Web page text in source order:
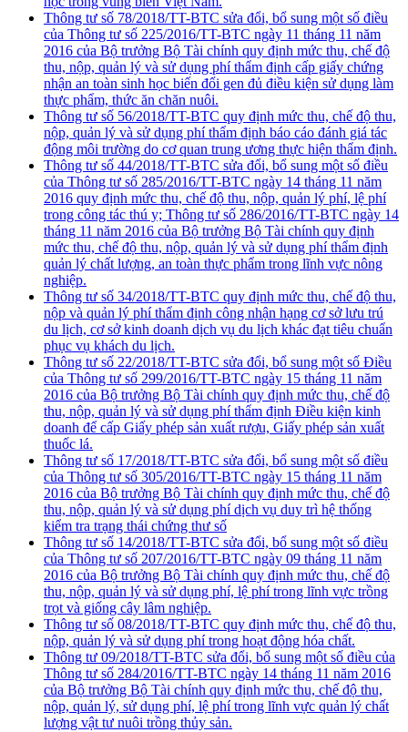
Thông tư số 78/2018/TT-BTC sửa đổi, bổ sung một số điều
của Thông tư số 225/2016/TT-BTC ngày 11 tháng 11 năm
2016 của Bộ trưởng Bộ Tài chính quy định mức thu, chế độ
thu, nộp, quản lý và sử dụng phí thẩm định cấp giấy chứng
nhận an toàn sinh học biến đổi gen đủ điều kiện sử dụng làm
thực phẩm, thức ăn chăn nuôi.
Thông tư số 56/2018/TT-BTC quy định mức thu, chế độ thu,
nộp, quản lý và sử dụng phí thẩm định báo cáo đánh giá tác
động môi trường do cơ quan trung ương thực hiện thẩm định.
Thông tư số 44/2018/TT-BTC sửa đổi, bổ sung một số điều
của Thông tư số 285/2016/TT-BTC ngày 14 tháng 11 năm
2016 quy định mức thu, chế độ thu, nộp, quản lý phí, lệ phí
trong công tác thú y; Thông tư số 286/2016/TT-BTC ngày 14
tháng 11 năm 2016 của Bộ trưởng Bộ Tài chính quy định
mức thu, chế độ thu, nộp, quản lý và sử dụng phí thẩm định
quản lý chất lượng, an toàn thực phẩm trong lĩnh vực nông
nghiệp.
Thông tư số 34/2018/TT-BTC quy định mức thu, chế độ thu,
nộp và quản lý phí thẩm định công nhận hạng cơ sở lưu trú
du lịch, cơ sở kinh doanh dịch vụ du lịch khác đạt tiêu chuẩn
phục vụ khách du lịch.
Thông tư số 22/2018/TT-BTC sửa đổi, bổ sung một số Điều
của Thông tư số 299/2016/TT-BTC ngày 15 tháng 11 năm
2016 của Bộ trưởng Bộ Tài chính quy định mức thu, chế độ
thu, nộp, quản lý và sử dụng phí thẩm định Điều kiện kinh
doanh để cấp Giấy phép sản xuất rượu, Giấy phép sản xuất
thuốc lá.
Thông tư số 17/2018/TT-BTC sửa đổi, bổ sung một số điều
của Thông tư số 305/2016/TT-BTC ngày 15 tháng 11 năm
2016 của Bộ trưởng Bộ Tài chính quy định mức thu, chế độ
thu, nộp, quản lý và sử dụng phí dịch vụ duy trì hệ thống
kiểm tra trạng thái chứng thư số
Thông tư số 14/2018/TT-BTC sửa đổi, bổ sung một số điều
của Thông tư số 207/2016/TT-BTC ngày 09 tháng 11 năm
2016 của Bộ trưởng Bộ Tài chính quy định mức thu, chế độ
thu, nộp, quản lý và sử dụng phí, lệ phí trong lĩnh vực trồng
trọt và giống cây lâm nghiệp.
Thông tư số 08/2018/TT-BTC quy định mức thu, chế độ thu,
nộp, quản lý và sử dụng phí trong hoạt động hóa chất.
Thông tư 09/2018/TT-BTC sửa đổi, bổ sung một số điều của
Thông tư số 284/2016/TT-BTC ngày 14 tháng 11 năm 2016
của Bộ trưởng Bộ Tài chính quy định mức thu, chế độ thu,
nộp, quản lý, sử dụng phí, lệ phí trong lĩnh vực quản lý chất
lượng vật tư nuôi trồng thủy sản.